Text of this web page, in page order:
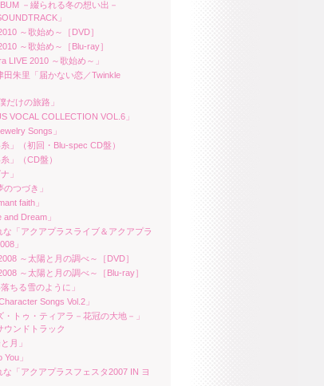
－綴られる冬の想い出－
」
～歌始め～［DVD］
～歌始め～［Blu-ray］
LIVE 2010 ～歌始め～」
田朱里「届かない恋／Twinkle
だけの旅路」
VOCAL COLLECTION VOL.6」
Songs」
」（初回・Blu-spec CD盤）
」（CD盤）
」
のつづき」
faith」
Dream」
な「アクアプラスライブ＆アクアプラ
」
～太陽と月の調べ～［DVD］
～太陽と月の調べ～［Blu-ray］
ちる雪のように」
Songs Vol.2」
・トゥ・ティアラ－花冠の大地－」
ウンドトラック
月」
You」
な「アクアプラスフェスタ2007 IN ヨ